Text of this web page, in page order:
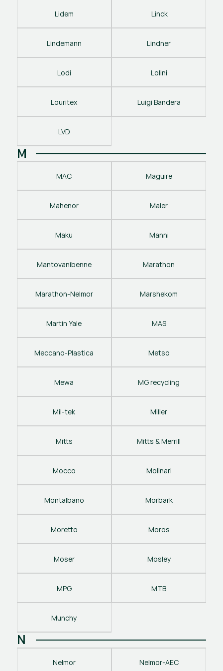
Lidem Linck
Lindemann Lindner
Lodi Lolini
Louritex Luigi Bandera
LVD
M
MAC Maguire
Mahenor Maier
Maku Manni
Mantovanibenne Marathon
Marathon-Nelmor Marshekom
Martin Yale MAS
Meccano-Plastica Metso
Mewa MG recycling
Mil-tek Miller
Mitts Mitts & Merrill
Mocco Molinari
Montalbano Morbark
Moretto Moros
Moser Mosley
MPG MTB
Munchy
N
Nelmor Nelmor-AEC